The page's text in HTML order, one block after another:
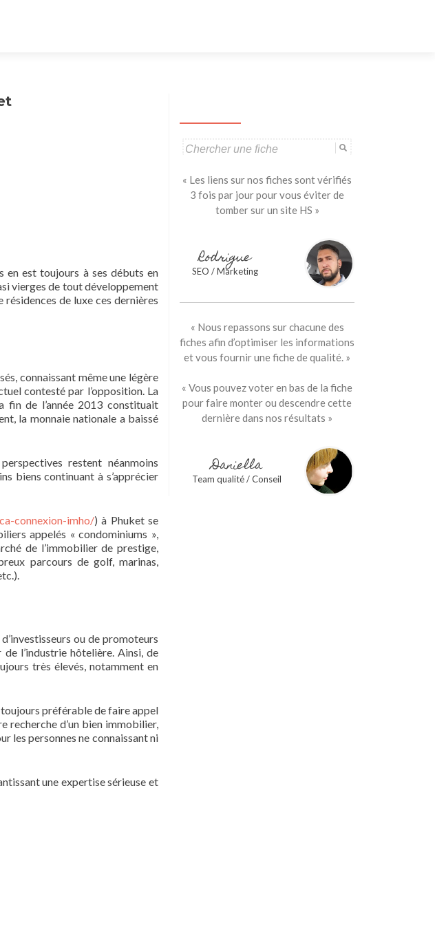
en est toujours à ses débuts en
vierges de tout développement
de luxe ces dernières
connaissant même une légère
contesté par l’opposition. La
fin de l’année 2013 constituait
la monnaie nationale a baissé
restent néanmoins
biens continuant à s’apprécier
connexion-imho/) à Phuket se
appelés « condominiums »,
de l’immobilier de prestige,
parcours de golf, marinas,
ou de promoteurs
l’industrie hôtelière. Ainsi, de
très élevés, notamment en
toujours préférable de faire appel
recherche d’un bien immobilier,
les personnes ne connaissant ni
une expertise sérieuse et
Search
« Les liens sur nos fiches sont vérifiés
3 fois par jour pour vous éviter de
tomber sur un site HS »
Rodrigue
SEO / Marketing
« Nous repassons sur chacune des
fiches afin d’optimiser les informations
et vous fournir une fiche de qualité. »
« Vous pouvez voter en bas de la fiche
pour faire monter ou descendre cette
dernière dans nos résultats »
Daniella
Team qualité / Conseil